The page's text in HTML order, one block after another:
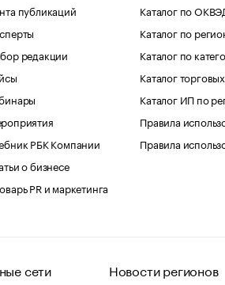
публикаций
редакции
РБК Компании
о бизнесе
PR и маркетинга
Каталог по
Каталог по
Каталог по
Каталог
Каталог ИП по
Правила
Правила
сети Новости регионов